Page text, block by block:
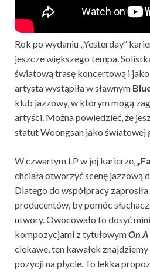
Rok po wydaniu „Yesterday”
jeszcze większego tempa.
światową trasę koncertową i
artysta wystąpiła w sławnym
klub jazzowy, w którym mogą
artyści. Można powiedzieć, że
statut Woongsan jako światowej
W czwartym LP w jej karierze,
chciała otworzyć scenę jazzową
Dlatego do współpracy
producentów, by pomóc
utwory. Owocowało to dosyć
kompozycjami z tytułowymOn
ciekawe, ten kawałek
pozycji na płycie. To lekka